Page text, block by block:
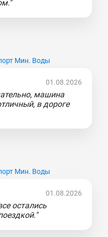
Мин. Воды
01.08.2026
машина
в дороге
Мин. Воды
01.08.2026
остались